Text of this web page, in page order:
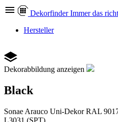
Dekorfinder Immer das
Hersteller
Dekorabbildung anzeigen
Black
Sonae Arauco Uni-Dekor RAL
L3031 (SPT)